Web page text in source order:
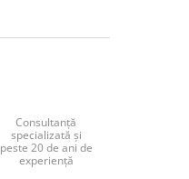
Consultanță
specializată și
peste 20 de ani de
experiență